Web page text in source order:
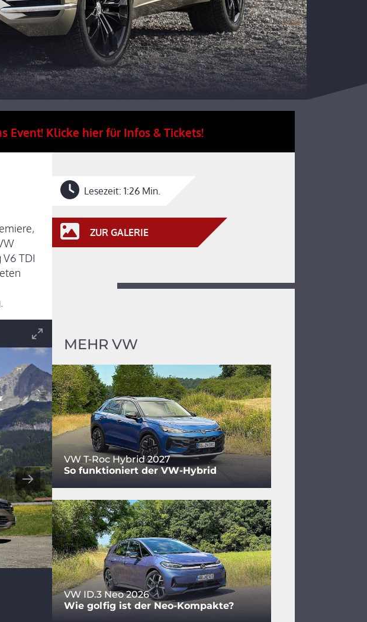
Event! Klicke hier für Infos & Tickets!
TDI
Lesezeit: 1:26 Min.
ZUR GALERIE
MEHR VW
VW T-Roc Hybrid 2027
So funktioniert der VW-Hybrid
VW ID.3 Neo 2026
Wie golfig ist der Neo-Kompakte?